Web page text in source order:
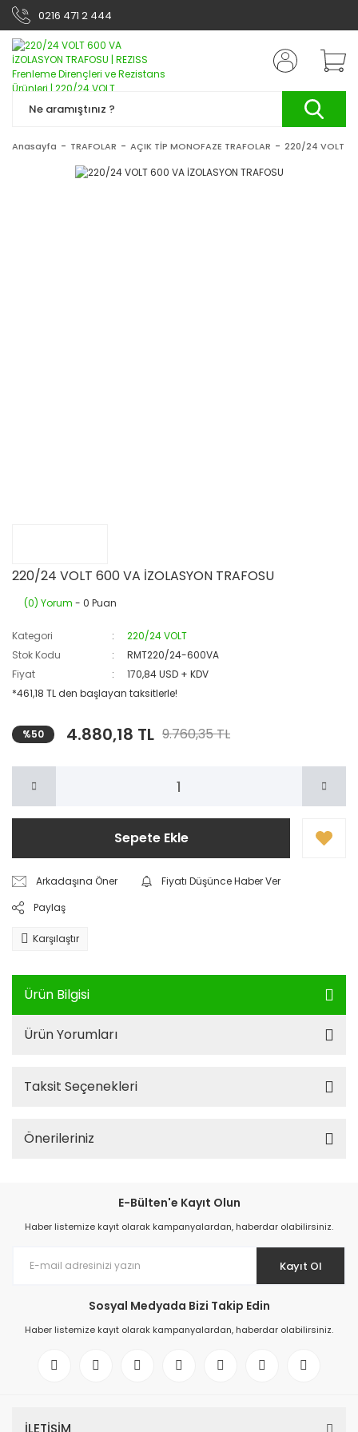
0216 471 2 444
Anasayfa TRAFOLAR AÇIK TİP MONOFAZE TRAFOLAR 220/24 VOLT
220/24 VOLT 600 VA İZOLASYON TRAFOSU
(0) Yorum - 0 Puan
Kategori
220/24 VOLT
Stok Kodu
RMT220/24-600VA
Fiyat
170,84 USD + KDV
*461,18 TL den başlayan taksitlerle!
%50 4.880,18 TL 9.760,35 TL
Sepete Ekle
Arkadaşına Öner
Fiyatı Düşünce Haber Ver
Paylaş
Karşılaştır
Ürün Bilgisi
Ürün Yorumları
Taksit Seçenekleri
Önerileriniz
E-Bülten'e Kayıt Olun
Haber listemize kayıt olarak kampanyalardan, haberdar olabilirsiniz.
Kayıt Ol
Sosyal Medyada Bizi Takip Edin
Haber listemize kayıt olarak kampanyalardan, haberdar olabilirsiniz.
İLETİŞİM